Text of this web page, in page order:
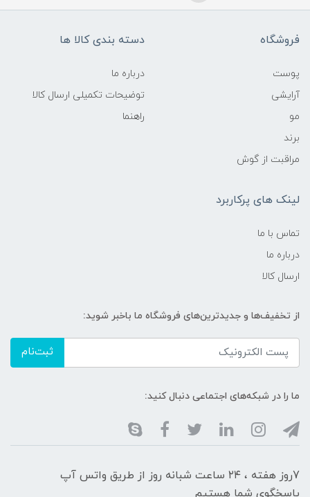
فروشگاه
پوست
آرایشی
مو
برند
مراقبت از گوش
دسته بندی کالا ها
درباره ما
توضیحات تکمیلی ارسال کالا
راهنما
لینک های پرکاربرد
تماس با ما
درباره ما
ارسال کالا
از تخفیف‌ها و جدیدترین‌های فروشگاه ما باخبر شوید:
ثبت‌نام
ما را در شبکه‌های اجتماعی دنبال کنید:
7روز هفته ، ۲۴ ساعت شبانه‌ روز از طریق واتس آپ
پاسخگوی شما هستیم